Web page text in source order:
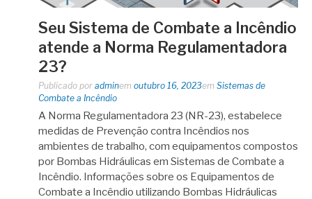
Seu Sistema de Combate a Incêndio
atende a Norma Regulamentadora
23?
Publicado por adminem outubro 16, 2023em Sistemas de
Combate a Incêndio
A Norma Regulamentadora 23 (NR-23), estabelece
medidas de Prevenção contra Incêndios nos
ambientes de trabalho, com equipamentos compostos
por Bombas Hidráulicas em Sistemas de Combate a
Incêndio. Informações sobre os Equipamentos de
Combate a Incêndio utilizando Bombas Hidráulicas